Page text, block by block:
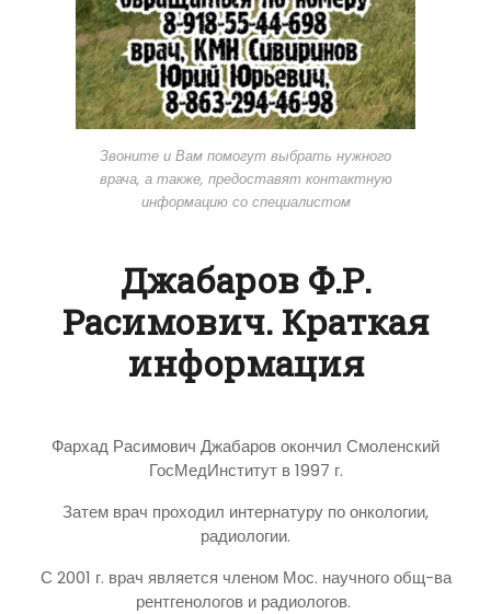
Звоните и Вам помогут выбрать нужного
врача, а также, предоставят контактную
информацию со специалистом
Джабаров Ф.Р.
Расимович. Краткая
информация
Фархад Расимович Джабаров окончил Смоленский
ГосМедИнститут в 1997 г.
Затем врач проходил интернатуру по онкологии,
радиологии.
С 2001 г. врач является членом Мос. научного общ-ва
рентгенологов и радиологов.